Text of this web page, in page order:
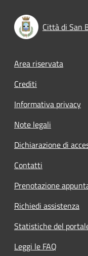
Città di San
Footer
Area riservata
Crediti
Informativa privacy
Note legali
Dichiarazione di
Contatti
Prenotazione
Richiedi assistenza
Statistiche del
Leggi le FAQ